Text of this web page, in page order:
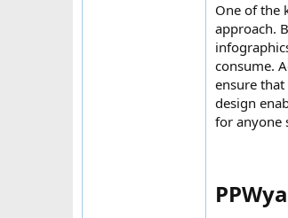
One of the
approach.
consume.
ensure
design
for anyone